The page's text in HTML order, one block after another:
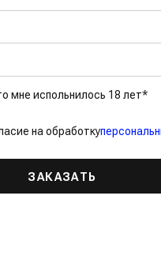
мне испольнилось 18 лет*
на обработку
ЗАКАЗАТЬ